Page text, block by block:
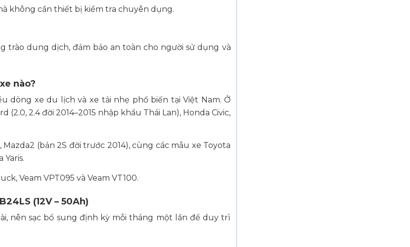
không cần thiết bị kiểm tra chuyên dụng.
dung dịch, đảm bảo an toàn cho người sử dụng và
nào?
dòng xe du lịch và xe tải nhẹ phổ biến tại Việt Nam. Ở
2.4 đời 2014–2015 nhập khẩu Thái Lan), Honda Civic,
(bản 2S đời trước 2014), cùng các mẫu xe Toyota
Yaris.
Veam VPT095 và Veam VT100.
(12V – 50Ah)
nên sạc bổ sung định kỳ mỗi tháng một lần để duy trì